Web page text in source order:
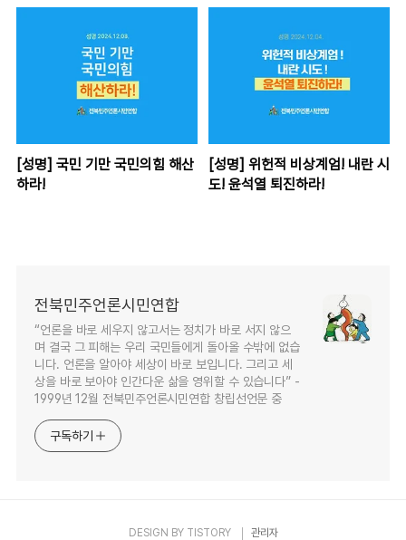
[성명] 국민 기만 국민의힘 해산
하라!
[성명] 위헌적 비상계엄! 내란 시
도! 윤석열 퇴진하라!
전북민주언론시민연합
“언론을 바로 세우지 않고서는 정치가 바로 서지 않으
며 결국 그 피해는 우리 국민들에게 돌아올 수밖에 없습
니다. 언론을 알아야 세상이 바로 보입니다. 그리고 세
상을 바로 보아야 인간다운 삶을 영위할 수 있습니다” -
1999년 12월 전북민주언론시민연합 창립선언문 중
구독하기
DESIGN BY TISTORY 관리자